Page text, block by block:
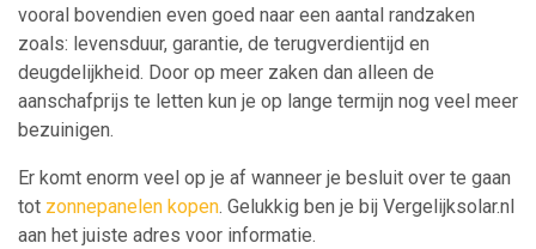
vooral bovendien even goed naar een aantal randzaken
zoals: levensduur, garantie, de terugverdientijd en
deugdelijkheid. Door op meer zaken dan alleen de
aanschafprijs te letten kun je op lange termijn nog veel meer
bezuinigen.
Er komt enorm veel op je af wanneer je besluit over te gaan
tot zonnepanelen kopen. Gelukkig ben je bij Vergelijksolar.nl
aan het juiste adres voor informatie.